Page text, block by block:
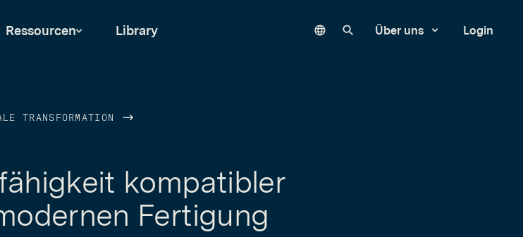
Ressourcen Library LanguageUnsere Website durchsuchen
Über uns Login
TRANSFORMATION
kompatibler
Fertigung